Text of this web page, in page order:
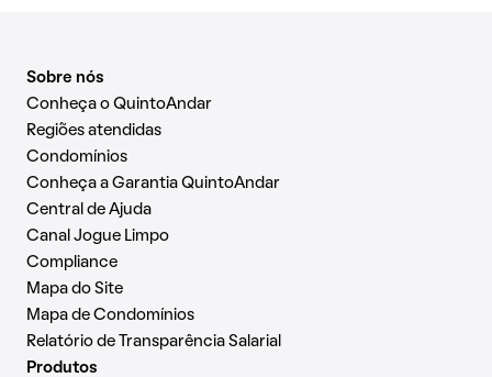
Sobre nós
Conheça o QuintoAndar
Regiões atendidas
Condomínios
Conheça a Garantia QuintoAndar
Central de Ajuda
Canal Jogue Limpo
Compliance
Mapa do Site
Mapa de Condomínios
Relatório de Transparência Salarial
Produtos